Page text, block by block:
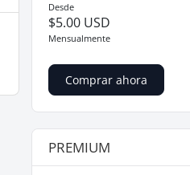
Desde
$5.00 USD
Mensualmente
Comprar ahora
PREMIUM